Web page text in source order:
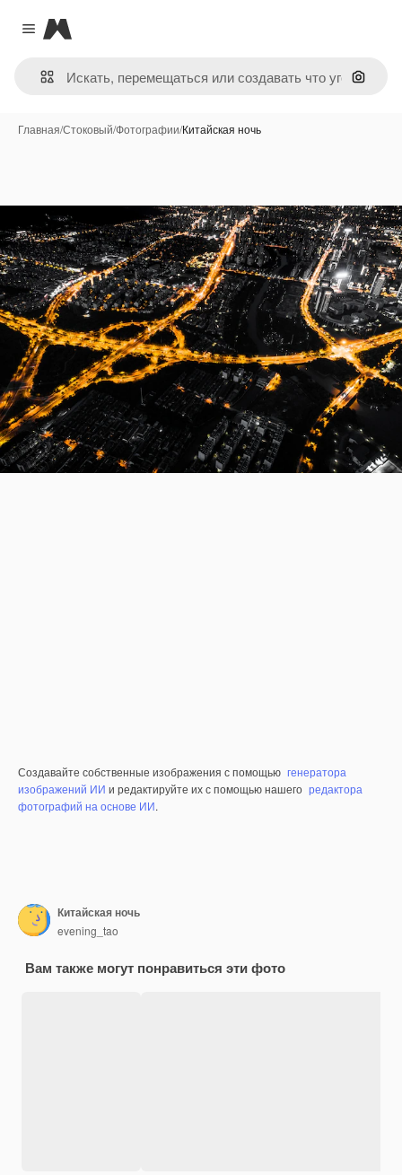
Close menu
Magnific
Поиск
Главная/Стоковый/Фотографии/Китайская ночь
Создавайте собственные изображения с помощью генератора
изображений ИИ и редактируйте их с помощью нашего редактора
фотографий на основе ИИ.
Китайская ночь
evening_tao
Вам также могут понравиться эти фото